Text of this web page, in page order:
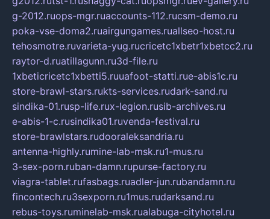
g-2012.ruops-mgr.ruaccounts-112.rucsm-demo.ru
poka-vse-doma2.ruairgungames.ruallseo-host.ru
tehosmotre.ruvarieta-yug.rucricetc1xbetr1xbetcc2.ru
raytor-d.ruatillagunn.ru3d-file.ru
1xbeticricetc1xbetti5.ruuafoot-statti.rue-abis1c.ru
store-brawl-stars.rukts-services.rudark-sand.ru
sindika-01.rusp-life.rux-legion.rusib-archives.ru
e-abis-1-c.rusindika01.ruvenda-festival.ru
store-brawlstars.rudooraleksandria.ru
antenna-highly.rumine-lab-msk.ru1-mus.ru
3-sex-porn.ruban-damn.rupurse-factory.ru
viagra-tablet.rufasbags.ruadler-jun.rubandamn.ru
fincontech.ru3sexporn.ru1mus.rudarksand.ru
rebus-toys.ruminelab-msk.rualabuga-cityhotel.ru